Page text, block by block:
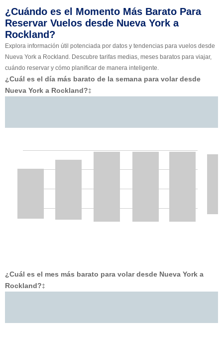
¿Cuándo es el Momento Más Barato Para
Reservar Vuelos desde Nueva York a
Rockland?
Explora información útil potenciada por datos y tendencias para vuelos desde
Nueva York a Rockland. Descubre tarifas medias, meses baratos para viajar,
cuándo reservar y cómo planificar de manera inteligente.
¿Cuál es el día más barato de la semana para volar desde
Nueva York a Rockland?‡
¿Cuál es el mes más barato para volar desde Nueva York a
Rockland?‡